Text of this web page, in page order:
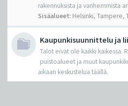
rakennuksista ja vanhemmista
Sisäalueet: Helsinki, Tampere,
Kaupunkisuunnittelu ja
Talot eivät ole kaikki kaikessa.
puistoalueet ja muut
aikaan keskustelua täällä.